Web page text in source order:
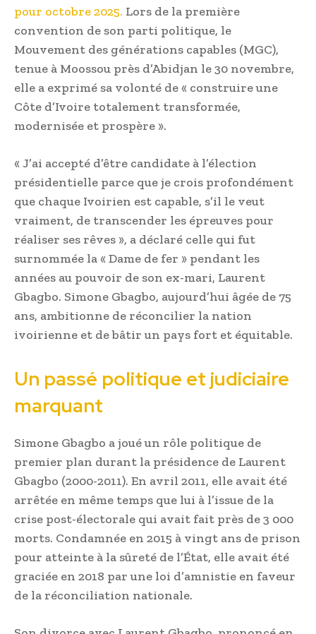
pour octobre 2025. Lors de la première
convention de son parti politique, le
Mouvement des générations capables (MGC),
tenue à Moossou près d’Abidjan le 30 novembre,
elle a exprimé sa volonté de « construire une
Côte d’Ivoire totalement transformée,
modernisée et prospère ».
« J’ai accepté d’être candidate à l’élection
présidentielle parce que je crois profondément
que chaque Ivoirien est capable, s’il le veut
vraiment, de transcender les épreuves pour
réaliser ses rêves », a déclaré celle qui fut
surnommée la « Dame de fer » pendant les
années au pouvoir de son ex-mari, Laurent
Gbagbo. Simone Gbagbo, aujourd’hui âgée de 75
ans, ambitionne de réconcilier la nation
ivoirienne et de bâtir un pays fort et équitable.
Un passé politique et judiciaire
marquant
Simone Gbagbo a joué un rôle politique de
premier plan durant la présidence de Laurent
Gbagbo (2000-2011). En avril 2011, elle avait été
arrêtée en même temps que lui à l’issue de la
crise post-électorale qui avait fait près de 3 000
morts. Condamnée en 2015 à vingt ans de prison
pour atteinte à la sûreté de l’État, elle avait été
graciée en 2018 par une loi d’amnistie en faveur
de la réconciliation nationale.